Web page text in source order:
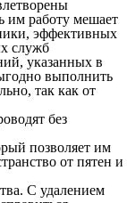
им работу мешает
эффективных
служб
указанных в
выполнить
так как от
без
позволяет им
от пятен и
С удалением